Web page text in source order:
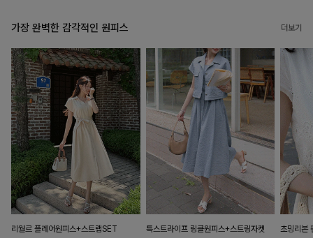
가장 완벽한 감각적인 원피스 더보기
리월르 플레어원피스+스트랩SET
특스트라이프 링클원피스+스트링자켓
초밍리본